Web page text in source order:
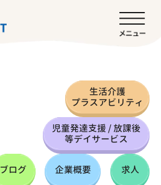
生活介護
プラスアビリティ
児童発達支援 / 放課後
等デイサービス
ブログ 企業概要 求人